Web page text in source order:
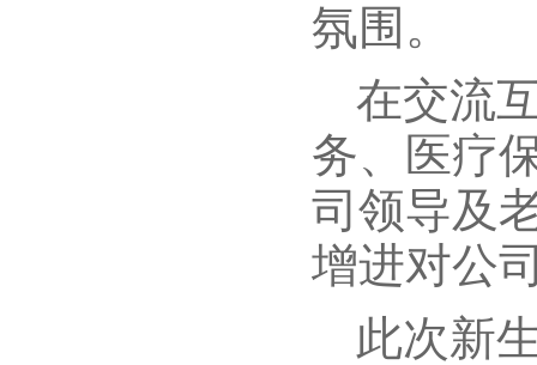
氛围。
在交流
务、医疗
司领导及
增进对公
此次新